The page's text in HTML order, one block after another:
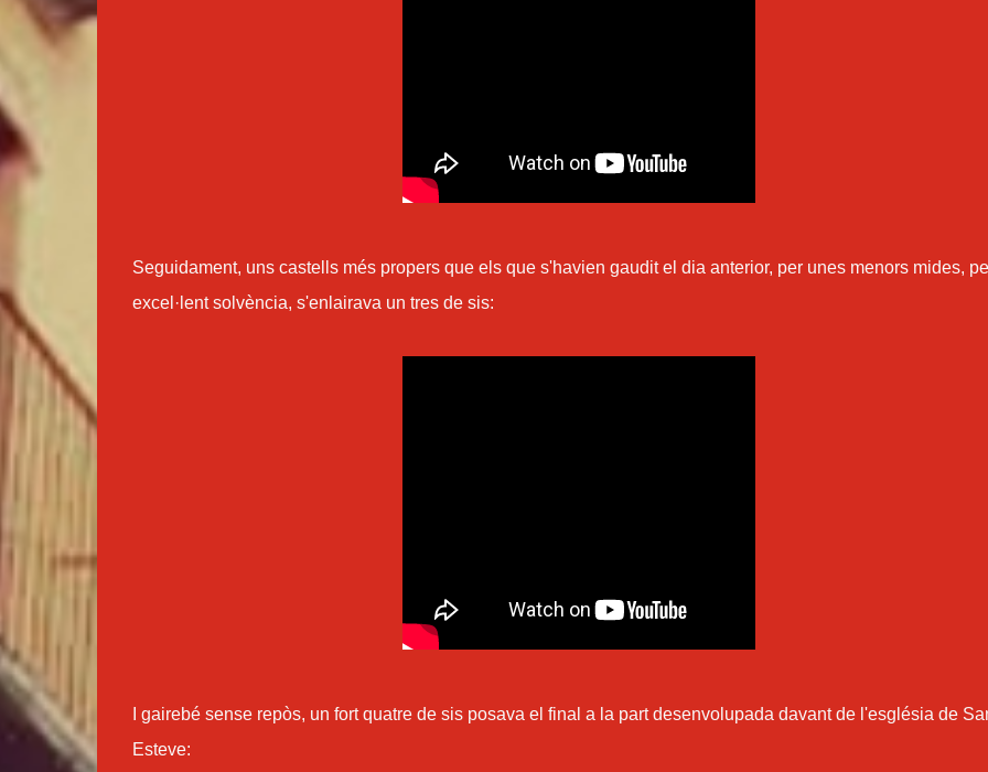
Seguidament, uns castells més propers que els que s'havien gaudit el dia anterior, per unes menors mides,
excel·lent solvència, s'enlairava un tres de sis:
I gairebé sense repòs, un fort quatre de sis posava el final a la part desenvolupada davant de l'església de
Esteve: